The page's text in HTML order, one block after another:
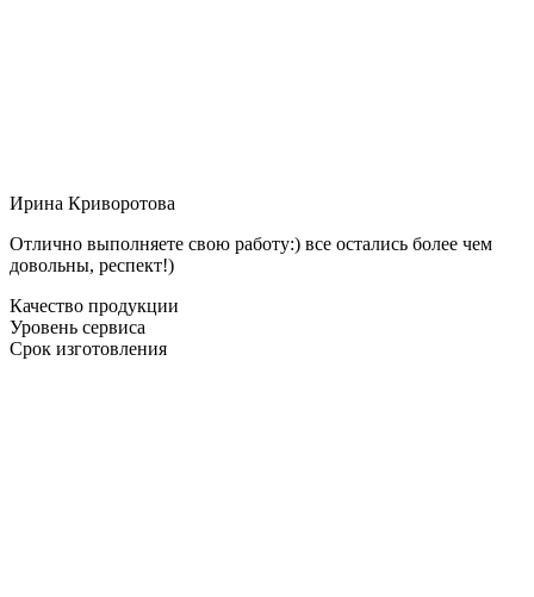
Ирина Криворотова
Отлично выполняете свою работу:) все остались более чем
довольны, респект!)
Качество продукции
Уровень сервиса
Срок изготовления